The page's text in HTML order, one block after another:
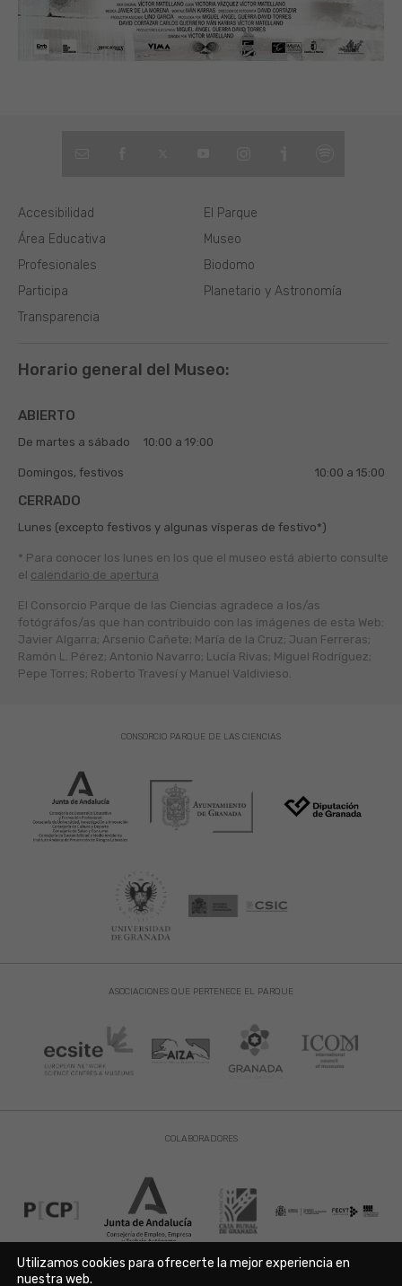
El Parque
Museo
Biodomo
Planetario y Astronomía
Área Educativa
Profesionales
Participa
Transparencia
Accesibilidad
Horario general del Museo:
ABIERTO
De martes a sábado 10:00 a 19:00
Domingos, festivos 10:00 a 15:00
CERRADO
Lunes (excepto festivos y algunas vísperas de festivo*)
* Para conocer los lunes en los que el museo está abierto consulte
el calendario de apertura
El Consorcio Parque de las Ciencias agradece a los/as
fotógráfos/as que han contribuido con las imágenes de esta Web:
Javier Algarra; Arsenio Cañete; María de la Cruz; Juan Ferreras;
Ramón L. Pérez; Antonio Navarro; Lucía Rivas; Miguel Rodríguez;
Pepe Torres; Roberto Travesí y Manuel Valdivieso.
ASOCIACIONES QUE PERTENECE EL PARQUE
CONSORCIO PARQUE DE LAS CIENCIAS
COLABORADORES
Utilizamos cookies para ofrecerte la mejor experiencia en
nuestra web.